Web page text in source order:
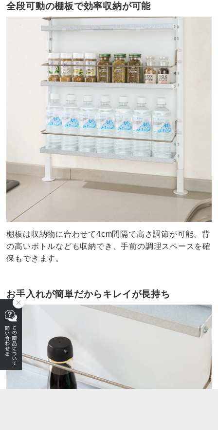
全段可動の棚板で効率収納が可能
棚板は収納物に合わせて4cm間隔で高さ調節が可能。背
の高いボトルなども収納でき、手前の調理スペースを確
保もできます。
お手入れが簡単だからキレイが長持ち